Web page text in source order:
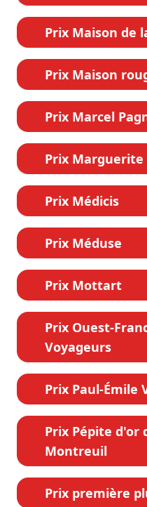
Prix Maison de
Prix Maison
Prix Marcel
Prix Marguerite
Prix Médicis
Prix Méduse
Prix Mottart
Prix Ouest-
Voyageurs
Prix Paul-Émile
Prix Pépite d'or
Montreuil
Prix première